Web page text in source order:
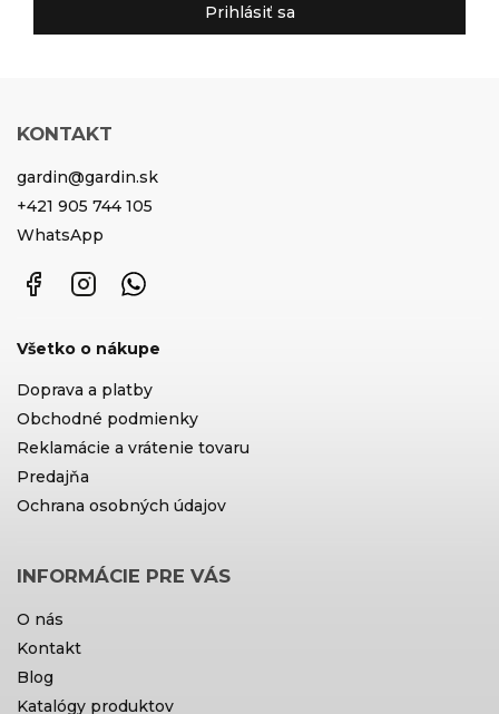
Prihlásiť sa
KONTAKT
gardin@gardin.sk
+421 905 744 105
WhatsApp
FacebookInstagram
Všetko o nákupe
Doprava a platby
Obchodné podmienky
Reklamácie a vrátenie tovaru
Predajňa
Ochrana osobných údajov
INFORMÁCIE PRE VÁS
O nás
Kontakt
Blog
Katalógy produktov